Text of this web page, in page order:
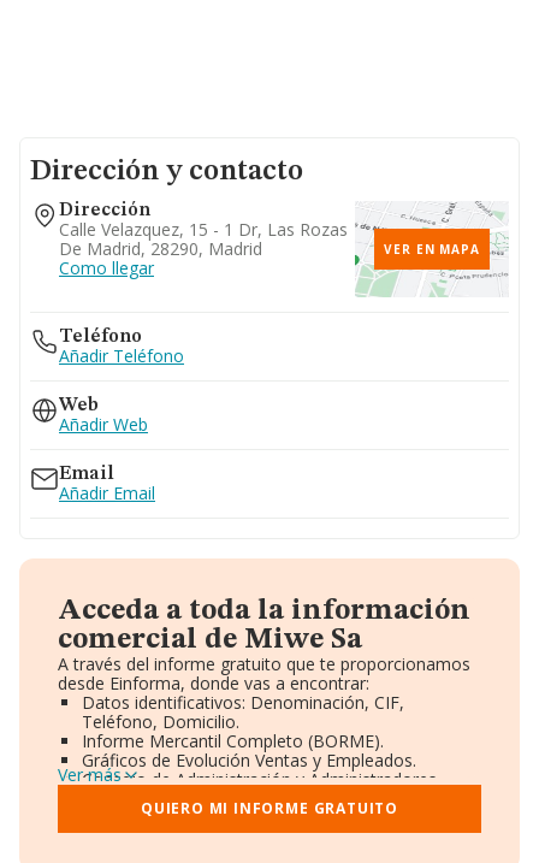
Dirección y contacto
Dirección
Calle Velazquez, 15 - 1 Dr, Las Rozas
De Madrid, 28290, Madrid
Como llegar
VER EN MAPA
Teléfono
Añadir Teléfono
Web
Añadir Web
Email
Añadir Email
Acceda a toda la información
comercial de Miwe Sa
A través del informe gratuito que te proporcionamos
desde Einforma, donde vas a encontrar:
Datos identificativos: Denominación, CIF,
Teléfono, Domicilio.
Informe Mercantil Completo (BORME).
Gráficos de Evolución Ventas y Empleados.
Consejo de Administración y Administradores.
Directivos y Ejecutivos.
Accionistas.
Participaciones y Vinculaciones en otras empresas.
Ver más
QUIERO MI INFORME GRATUITO